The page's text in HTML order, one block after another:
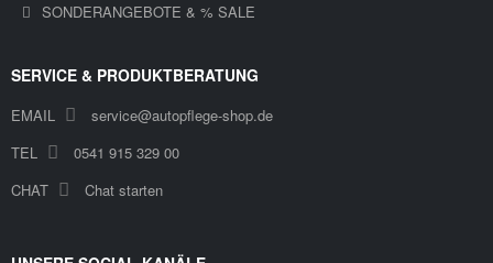
SONDERANGEBOTE & % SALE
SERVICE & PRODUKTBERATUNG
EMAIL
service@autopflege-shop.de
TEL
0541 915 329 00
CHAT
Chat starten